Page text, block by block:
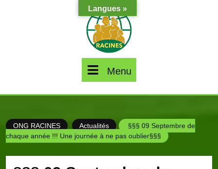
Menu
ONG RACINES Actualités
§§§ 09 Septembre de
chaque année !!! Une journée à ne pas oublier§§§
Langues »